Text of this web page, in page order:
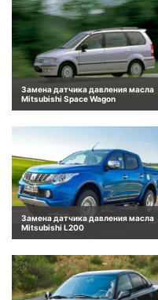
Замена датчика давления масла
Mitsubishi Space Wagon
Замена датчика давления масла
Mitsubishi L200